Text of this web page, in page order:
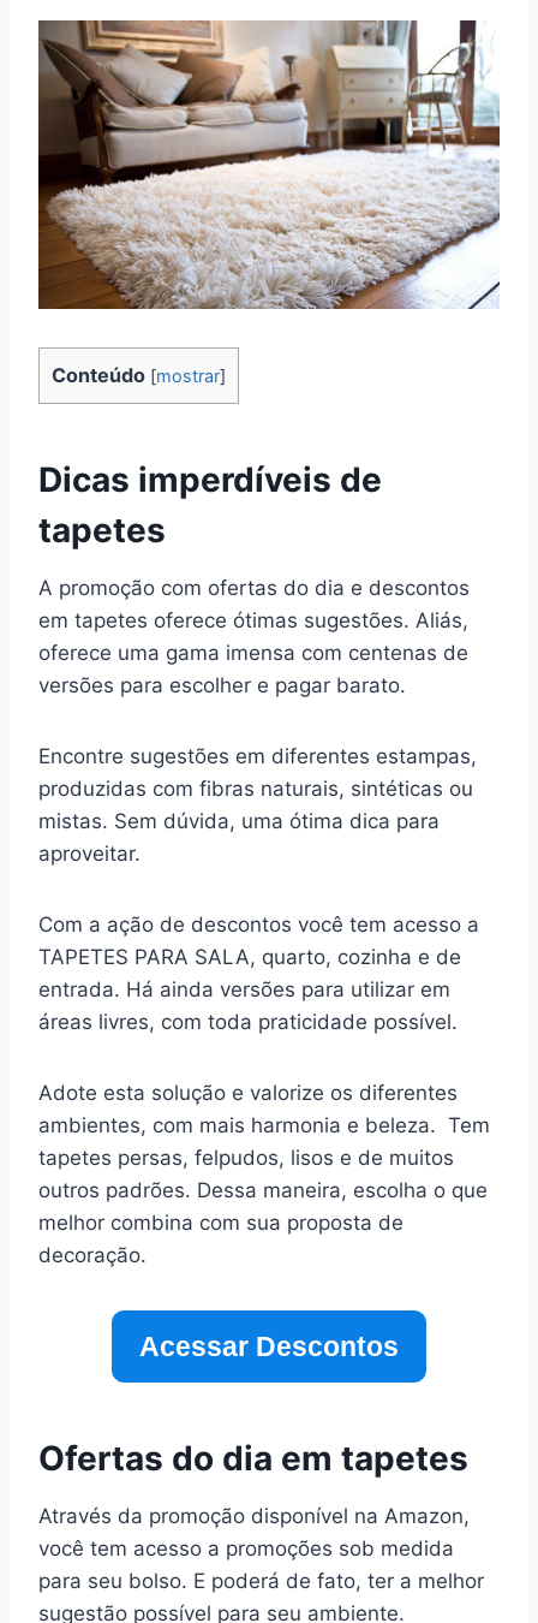
Conteúdo [mostrar]
Dicas imperdíveis de
tapetes
A promoção com ofertas do dia e descontos
em tapetes oferece ótimas sugestões. Aliás,
oferece uma gama imensa com centenas de
versões para escolher e pagar barato.
Encontre sugestões em diferentes estampas,
produzidas com fibras naturais, sintéticas ou
mistas. Sem dúvida, uma ótima dica para
aproveitar.
Com a ação de descontos você tem acesso a
TAPETES PARA SALA, quarto, cozinha e de
entrada. Há ainda versões para utilizar em
áreas livres, com toda praticidade possível.
Adote esta solução e valorize os diferentes
ambientes, com mais harmonia e beleza. Tem
tapetes persas, felpudos, lisos e de muitos
outros padrões. Dessa maneira, escolha o que
melhor combina com sua proposta de
decoração.
Acessar Descontos
Ofertas do dia em tapetes
Através da promoção disponível na Amazon,
você tem acesso a promoções sob medida
para seu bolso. E poderá de fato, ter a melhor
sugestão possível para seu ambiente.